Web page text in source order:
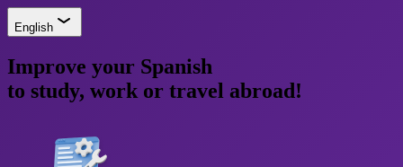
English
Improve your Spanish
to study, work or travel abroad!